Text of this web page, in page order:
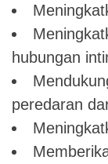
hubungan
peredaran